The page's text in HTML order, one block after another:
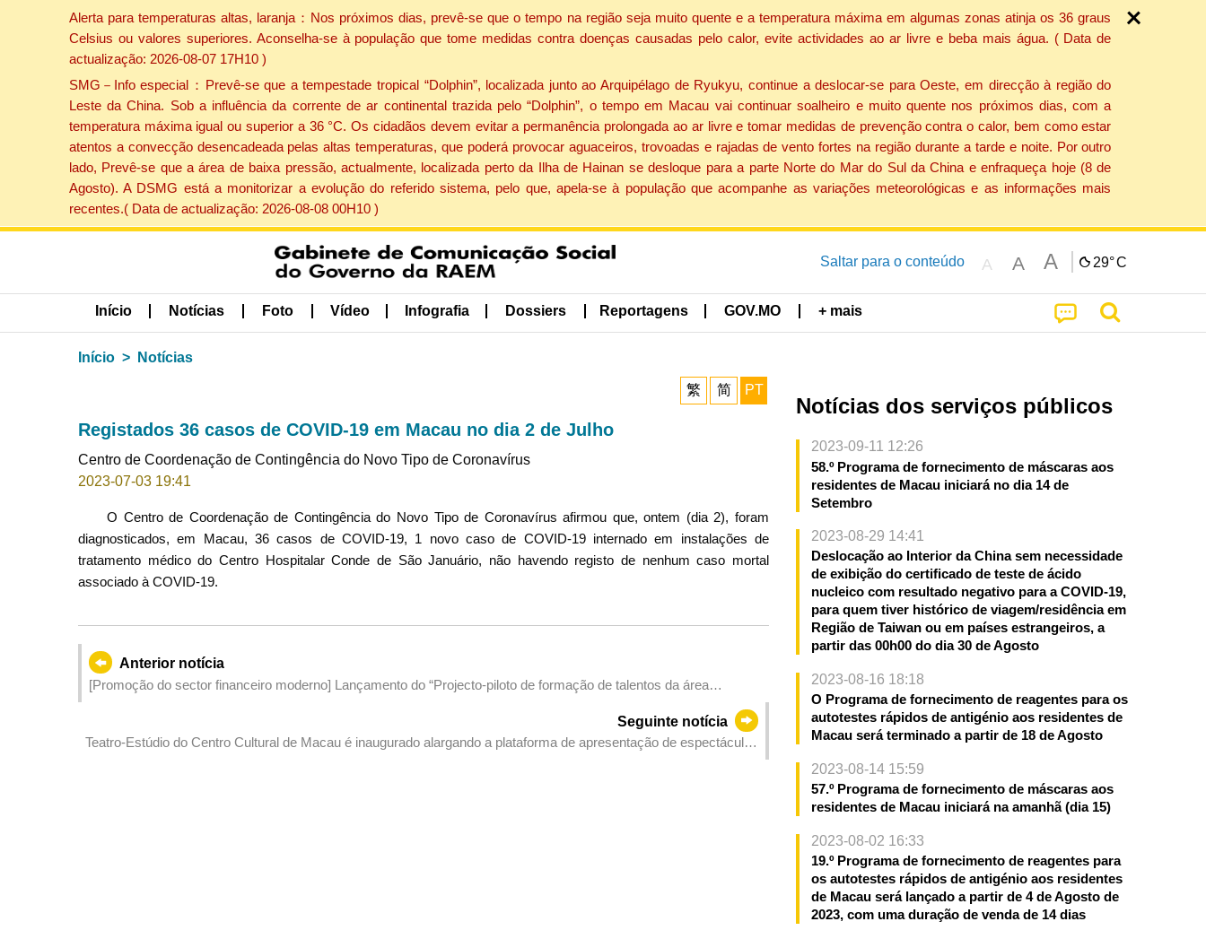
Alerta para temperaturas altas, laranja：Nos próximos dias, prevê-se que o tempo na região seja muito quente e a temperatura máxima em algumas zonas atinja os 36 graus
Celsius ou valores superiores. Aconselha-se à população que tome medidas contra doenças causadas pelo calor, evite actividades ao ar livre e beba mais água. ( Data de
actualização: 2026-08-07 17H10 )
SMG－Info especial：Prevê-se que a tempestade tropical “Dolphin”, localizada junto ao Arquipélago de Ryukyu, continue a deslocar-se para Oeste, em direcção à região do
Leste da China. Sob a influência da corrente de ar continental trazida pelo “Dolphin”, o tempo em Macau vai continuar soalheiro e muito quente nos próximos dias, com a
temperatura máxima igual ou superior a 36 °C. Os cidadãos devem evitar a permanência prolongada ao ar livre e tomar medidas de prevenção contra o calor, bem como estar
atentos a convecção desencadeada pelas altas temperaturas, que poderá provocar aguaceiros, trovoadas e rajadas de vento fortes na região durante a tarde e noite. Por outro
lado, Prevê-se que a área de baixa pressão, actualmente, localizada perto da Ilha de Hainan se desloque para a parte Norte do Mar do Sul da China e enfraqueça hoje (8 de
Agosto). A DSMG está a monitorizar a evolução do referido sistema, pelo que, apela-se à população que acompanhe as variações meteorológicas e as informações mais
recentes.( Data de actualização: 2026-08-08 00H10 )
Saltar para o conteúdo A A A 29°C
Início Notícias Foto Vídeo Infografia Dossiers Reportagens GOV.MO + mais
Início Notícias
繁 简 PT
Registados 36 casos de COVID-19 em Macau no dia 2 de Julho
Centro de Coordenação de Contingência do Novo Tipo de Coronavírus
2023-07-03 19:41
O Centro de Coordenação de Contingência do Novo Tipo de Coronavírus afirmou que, ontem (dia 2), foram
diagnosticados, em Macau, 36 casos de COVID-19, 1 novo caso de COVID-19 internado em instalações de
tratamento médico do Centro Hospitalar Conde de São Januário, não havendo registo de nenhum caso mortal
associado à COVID-19.
Anterior notícia
[Promoção do sector financeiro moderno] Lançamento do “Projecto-piloto de formação de talentos da área
Seguinte notícia
Teatro-Estúdio do Centro Cultural de Macau é inaugurado alargando a plataforma de apresentação de espectáculos
Notícias dos serviços públicos
2023-09-11 12:26
58.º Programa de fornecimento de máscaras aos
residentes de Macau iniciará no dia 14 de
Setembro
2023-08-29 14:41
Deslocação ao Interior da China sem necessidade
de exibição do certificado de teste de ácido
nucleico com resultado negativo para a COVID-19,
para quem tiver histórico de viagem/residência em
Região de Taiwan ou em países estrangeiros, a
partir das 00h00 do dia 30 de Agosto
2023-08-16 18:18
O Programa de fornecimento de reagentes para os
autotestes rápidos de antigénio aos residentes de
Macau será terminado a partir de 18 de Agosto
2023-08-14 15:59
57.º Programa de fornecimento de máscaras aos
residentes de Macau iniciará na amanhã (dia 15)
2023-08-02 16:33
19.º Programa de fornecimento de reagentes para
os autotestes rápidos de antigénio aos residentes
de Macau será lançado a partir de 4 de Agosto de
2023, com uma duração de venda de 14 dias